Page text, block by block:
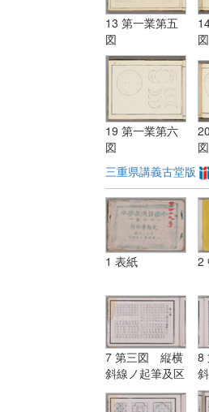
13 第一業第五
図
図
19 第一業第六
図
図
三重県講義古堂版
1 表紙 2
7 第三図 縦横
斜線ノ起筆及区
分点ノ式
8